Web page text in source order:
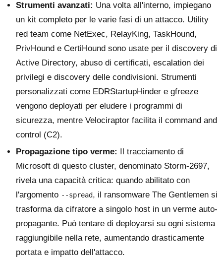
Strumenti avanzati: Una volta all'interno, impiegano
un kit completo per le varie fasi di un attacco. Utility
red team come NetExec, RelayKing, TaskHound,
PrivHound e CertiHound sono usate per il discovery di
Active Directory, abuso di certificati, escalation dei
privilegi e discovery delle condivisioni. Strumenti
personalizzati come EDRStartupHinder e gfreeze
vengono deployati per eludere i programmi di
sicurezza, mentre Velociraptor facilita il command and
control (C2).
Propagazione tipo verme:
Il tracciamento di
Microsoft di questo cluster, denominato Storm-2697,
rivela una capacità critica: quando abilitato con
l'argomento --spread, il ransomware The Gentlemen si
trasforma da cifratore a singolo host in un verme auto-
propagante. Può tentare di deployarsi su ogni sistema
raggiungibile nella rete, aumentando drasticamente
portata e impatto dell'attacco.